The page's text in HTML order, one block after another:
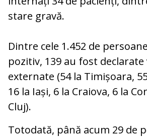
stare gravă.
Dintre cele 1.452 de
pozitiv, 139 au fost declarate
externate (54 la Timișoara,
16 la Iași, 6 la Craiova, 6 la
Cluj).
Totodată, până acum 29 de